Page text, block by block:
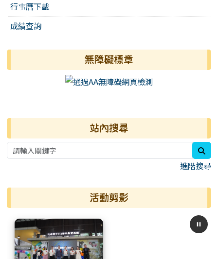
行事曆下載
成績查詢
無障礙標章
右邊區域內容 站內搜尋
進階搜尋
活動剪影